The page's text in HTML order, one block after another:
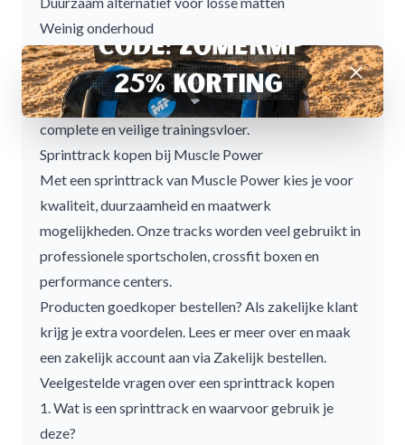
Weinig onderhoud
Geschikt voor combinatie met rubber vloeren
Combineer een sprinttrack bijvoorbeeld met
rubberen tegels uit het
vloeren assortimentvoor een
complete en veilige trainingsvloer.
Sprinttrack kopen bij Muscle Power
Met een sprinttrack van Muscle Power kies je voor
kwaliteit, duurzaamheid en maatwerk
mogelijkheden. Onze tracks worden veel gebruikt in
professionele sportscholen, crossfit boxen en
performance centers.
Producten goedkoper bestellen? Als zakelijke klant
krijg je extra voordelen. Lees er meer over en maak
een zakelijk account aan via Zakelijk bestellen.
Veelgestelde vragen over een sprinttrack kopen
1. Wat is een sprinttrack en waarvoor gebruik je
deze?
Afwijzen